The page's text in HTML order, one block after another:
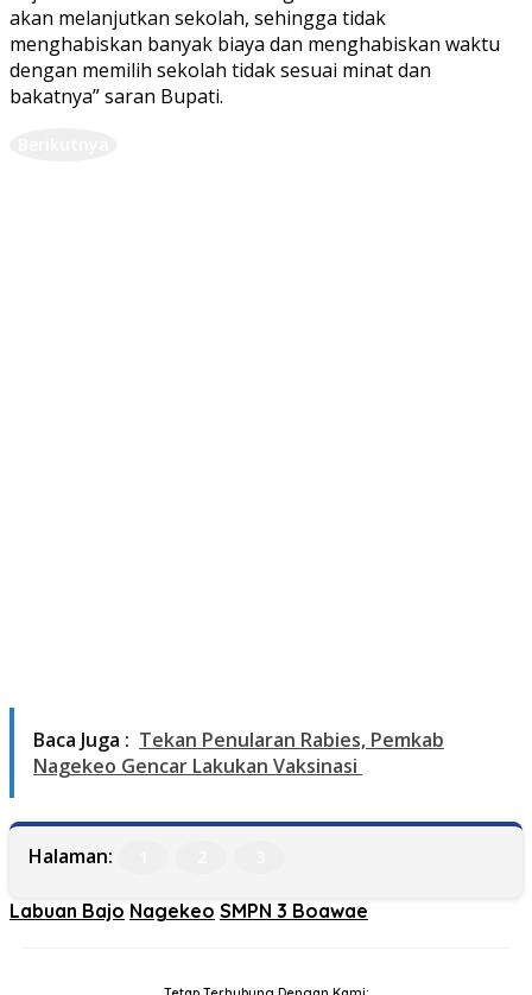
akan melanjutkan sekolah, sehingga tidak
menghabiskan banyak biaya dan menghabiskan waktu
dengan memilih sekolah tidak sesuai minat dan
bakatnya” saran Bupati.
Baca Juga : Tekan Penularan Rabies, Pemkab
Nagekeo Gencar Lakukan Vaksinasi
Halaman:
Labuan Bajo Nagekeo SMPN 3 Boawae